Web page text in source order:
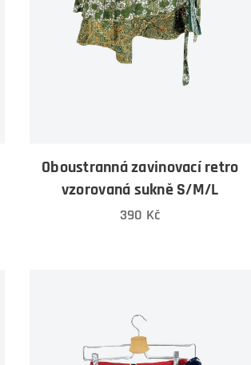
Oboustranná zavinovací retro
vzorovaná sukně S/M/L
390 Kč